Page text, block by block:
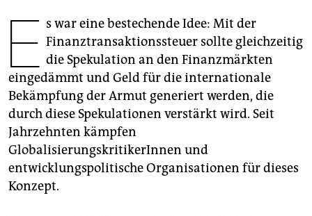
genossenschaft
epaper login
E s war eine bestechende Idee: Mit der
Finanztransaktionssteuer sollte gleichzeitig
die Spekulation an den Finanzmärkten
eingedämmt und Geld für die internationale
Bekämpfung der Armut generiert werden, die
durch diese Spekulationen verstärkt wird. Seit
Jahrzehnten kämpfen
GlobalisierungskritikerInnen und
entwicklungspolitische Organisationen für dieses
Konzept.